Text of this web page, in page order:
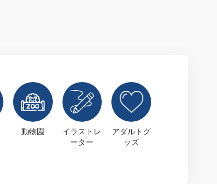
動物園
イラストレ
ーター
アダルトグ
ッズ